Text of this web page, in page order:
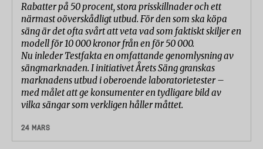
Rabatter på 50 procent, stora prisskillnader och ett
närmast oöverskådligt utbud. För den som ska köpa
säng är det ofta svårt att veta vad som faktiskt skiljer en
modell för 10 000 kronor från en för 50 000.
Nu inleder Testfakta en omfattande genomlysning av
sängmarknaden. I initiativet Årets Säng granskas
marknadens utbud i oberoende laboratorietester –
med målet att ge konsumenter en tydligare bild av
vilka sängar som verkligen håller måttet.
24 MARS